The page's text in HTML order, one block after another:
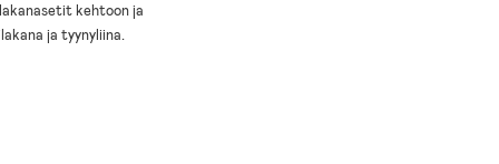
kehtoon ja
ja tyynyliina.